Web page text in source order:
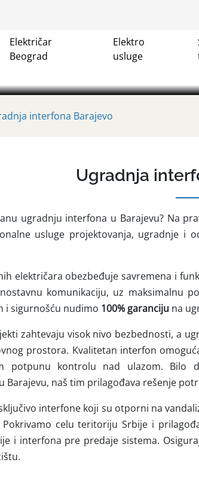
Električar
Beograd
Elektro
usluge
interfona Barajevo, TOP CENA✓
interfona Barajevo
Ugradnja
ugradnju interfona u Barajevu? Na
usluge projektovanja, ugradnje i
električara obezbeđuje savremena i
komunikaciju, uz maksimalnu
i sigurnošću nudimo 100% garanciju na
zahtevaju visok nivo bezbednosti, a
prostora. Kvalitetan interfon
potpunu kontrolu nad ulazom. Bilo
Barajevu, naš tim prilagođava rešenje
interfone koji su otporni na
celu teritoriju Srbije i
i interfona pre predaje sistema.